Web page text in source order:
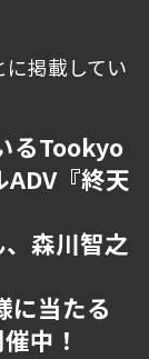
掲載してい
るTookyo
『終天
森川智之
に当たる
中！